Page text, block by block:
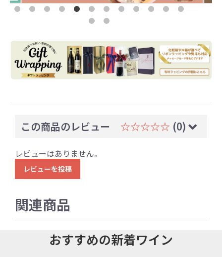
この商品のレビュー ☆☆☆☆☆ (0)
レビューはありません。
レビューを投稿
関連商品
おすすめの新着ワイン